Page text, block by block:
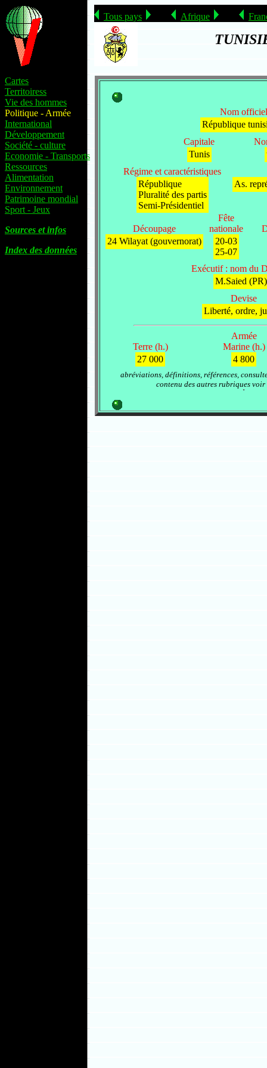
Tous pays Afrique
Cartes
Territoiress
Vie des hommes
Politique - Armée
International
Développement
Société - culture
Economie - Transports
Ressources
Alimentation
Environnement
Patrimoine mondial
Sport - Jeux
Sources et infos
Index des données
Nom officiel
République
Capitale
Tunis
Régime et caractéristiques
République
Pluralité des partis
Semi-Présidentiel
As.
Découpage
Fête
nationale
24 Wilayat (gouvernorat)
20-03
25-07
Exécutif : nom du
M.Saied
Devise
Liberté, ordre,
Armée
Terre (h.)
Marine (h.)
27 000
4 800
abréviations, définitions, références,
contenu des autres rubriques voir